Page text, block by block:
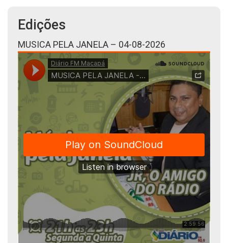
Edições
MUSICA PELA JANELA – 04-08-2026